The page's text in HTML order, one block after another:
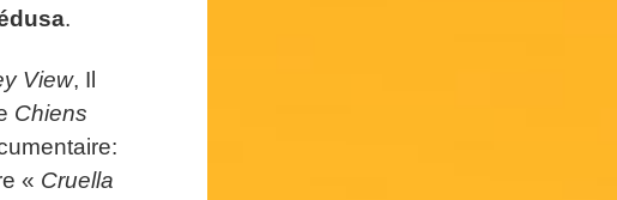
.
View, Il
Chiens
« Cruella